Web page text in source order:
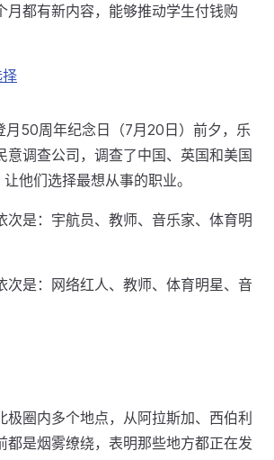
月都有新内容，能够推动学生付钱购
月50周年纪念日（7月20日）前夕，乐
意调查公司，调查了中国、英国和美国
他们选择最想从事的职业。
次是：宇航员、教师、音乐家、体育明
次是：网络红人、教师、体育明星、音
极圈内多个地点，从阿拉斯加、西伯利
都是烟雾缭绕，表明那些地方都正在发